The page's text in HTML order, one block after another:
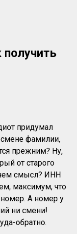
получить
придумал
фамилии,
прежним? Ну,
от старого
чем смысл? ИНН
максимум, что
А номер у
ни смени!
обратно.